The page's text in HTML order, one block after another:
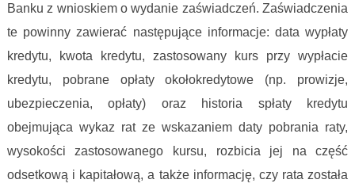
Banku z wnioskiem o wydanie zaświadczeń. Zaświadczenia
te powinny zawierać następujące informacje: data wypłaty
kredytu, kwota kredytu, zastosowany kurs przy wypłacie
kredytu, pobrane opłaty okołokredytowe (np. prowizje,
ubezpieczenia, opłaty) oraz historia spłaty kredytu
obejmująca wykaz rat ze wskazaniem daty pobrania raty,
wysokości zastosowanego kursu, rozbicia jej na część
odsetkową i kapitałową, a także informację, czy rata została